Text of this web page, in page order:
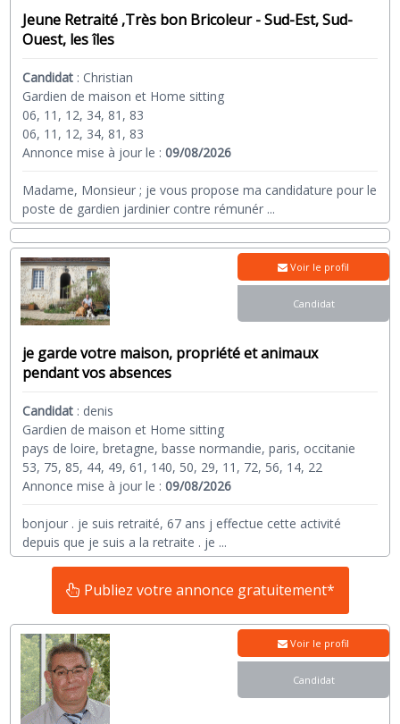
Jeune Retraité ,Très bon Bricoleur - Sud-Est, Sud-
Ouest, les îles
Candidat : Christian
Gardien de maison et Home sitting
06, 11, 12, 34, 81, 83
06, 11, 12, 34, 81, 83
Annonce mise à jour le :09/08/2026
Madame, Monsieur ; je vous propose ma candidature pour le
poste de gardien jardinier contre rémunér ...
je garde votre maison, propriété et animaux
pendant vos absences
Candidat : denis
Gardien de maison et Home sitting
pays de loire, bretagne, basse normandie, paris, occitanie
53, 75, 85, 44, 49, 61, 140, 50, 29, 11, 72, 56, 14, 22
Annonce mise à jour le :09/08/2026
bonjour . je suis retraité, 67 ans j effectue cette activité
depuis que je suis a la retraite . je ...
Voir le profil
Candidat
Publiez votre annonce gratuitement*
Voir le profil
Candidat